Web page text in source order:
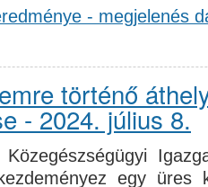
- megjelenés
történő
- 2024. július 8.
egy üres